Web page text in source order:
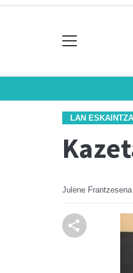
LAN ESKAINTZA
Julene Frantzesena